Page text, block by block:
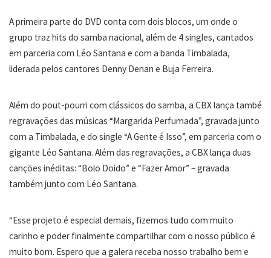
A primeira parte do DVD conta com dois blocos, um onde o
grupo traz hits do samba nacional, além de 4 singles, cantados
em parceria com Léo Santana e com a banda Timbalada,
liderada pelos cantores Denny Denan e Buja Ferreira.
Além do pout-pourri com clássicos do samba, a CBX lança també
regravações das músicas “Margarida Perfumada”, gravada junto
com a Timbalada, e do single “A Gente é Isso”, em parceria com o
gigante Léo Santana. Além das regravações, a CBX lança duas
canções inéditas: “Bolo Doido” e “Fazer Amor” – gravada
também junto com Léo Santana.
“Esse projeto é especial demais, fizemos tudo com muito
carinho e poder finalmente compartilhar com o nosso público é
muito bom. Espero que a galera receba nosso trabalho bem e